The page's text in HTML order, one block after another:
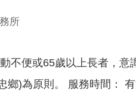
所
不便或65歲以上長者，
鄉)為原則。 服務時間：